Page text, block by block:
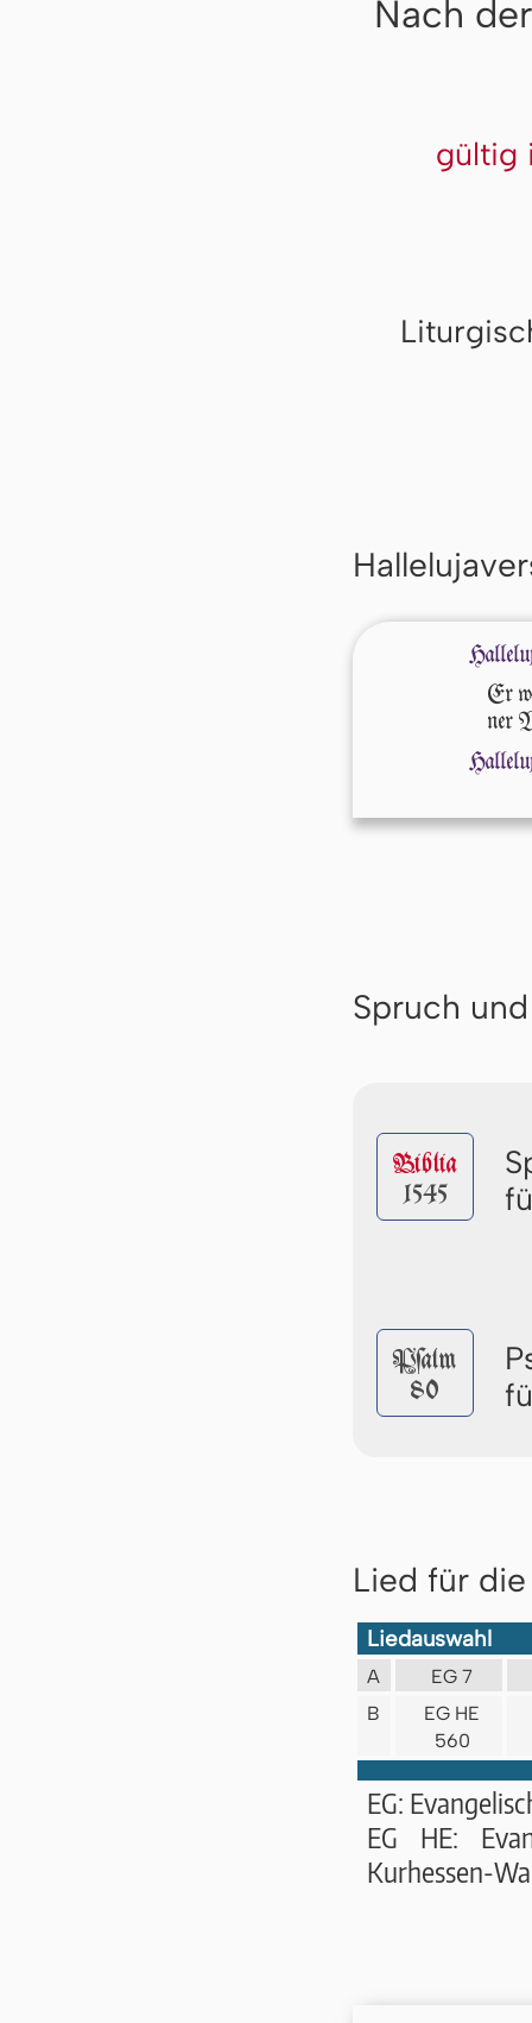
Nach
gültig
Er
ner
Spruch
Biblia
1545
Pſalm
80
Lied für
Liedauswahl
A
EG 7
B
EG HE
560
EG:
EG HE:
Kurhessen-